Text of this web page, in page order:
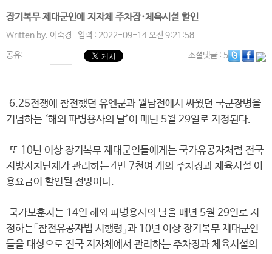
장기복무 제대군인에 지자체 주차장·체육시설 할인
Written by. 이숙경 입력 : 2022-09-14 오전 9:21:58
공유: 소셜댓글: 5
6.25전쟁에 참전했던 유엔군과 월남전에서 싸웠던 국군장병을
기념하는 ‘해외 파병용사의 날’이 매년 5월 29일로 지정된다.
또 10년 이상 장기복무 제대군인들에게는 국가유공자처럼 전국
지방자치단체가 관리하는 4만 7천여 개의 주차장과 체육시설 이
용요금이 할인될 전망이다.
국가보훈처는 14일 해외 파병용사의 날을 매년 5월 29일로 지
정하는「참전유공자법 시행령」과 10년 이상 장기복무 제대군인
들을 대상으로 전국 지자체에서 관리하는 주차장과 체육시설의